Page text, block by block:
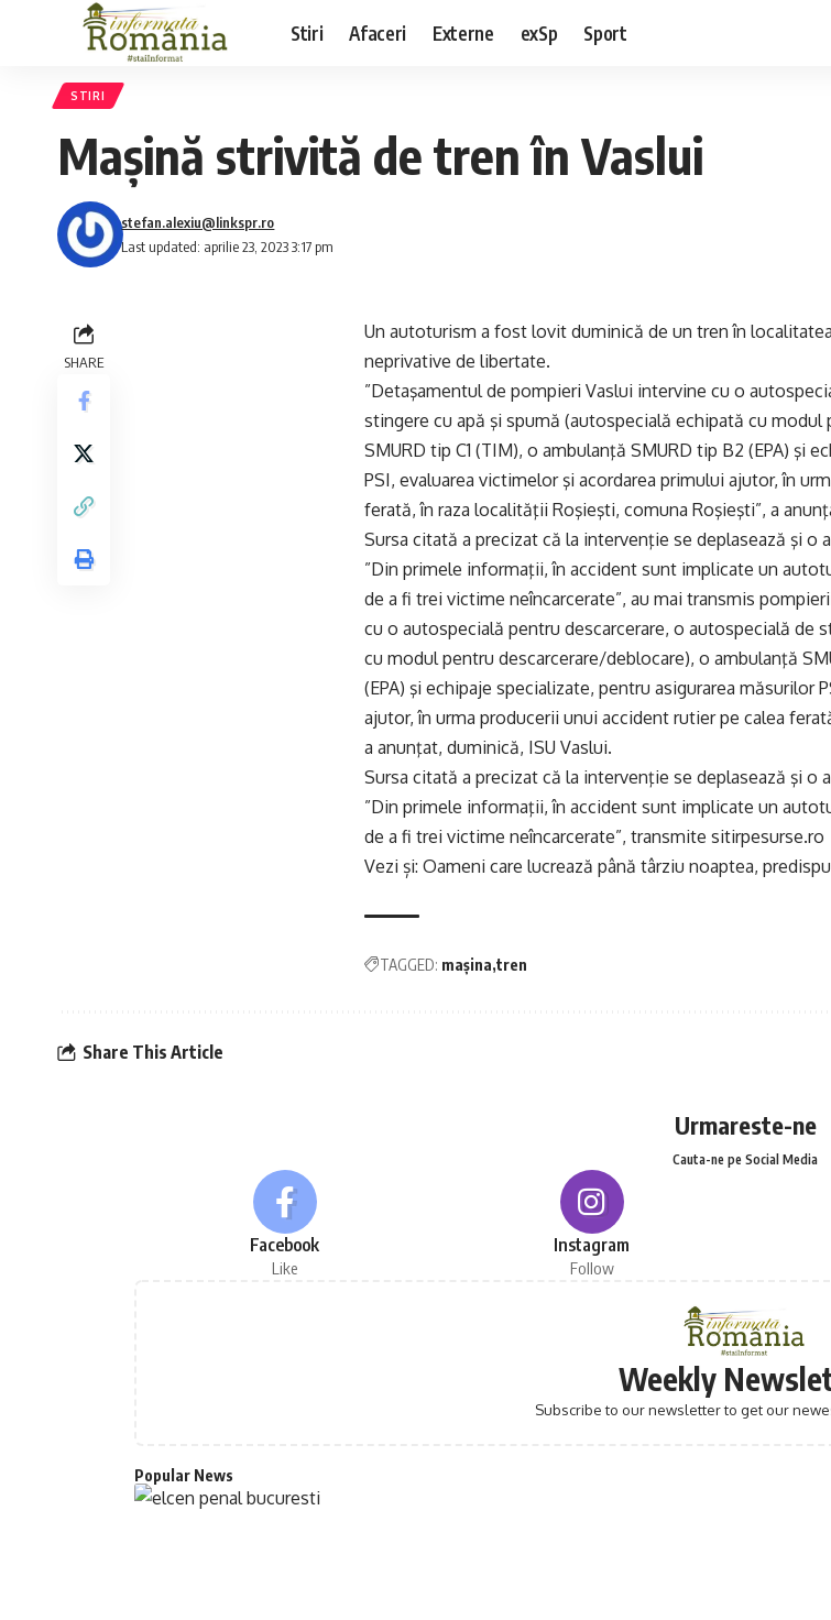
Stiri Afaceri Externe exSp Sport
STIRI
Mașină strivită de tren în Vaslui
Last updated: aprilie 23, 2023 3:17 pm
stefan.alexiu@linkspr.ro
SHARE
Un autoturism a fost lovit duminică de un tren în
neprivative de libertate.
”Detaşamentul de pompieri Vaslui intervine cu o
stingere cu apă şi spumă (autospecială echipată cu
SMURD tip C1 (TIM), o ambulanţă SMURD tip B2 (EPA) şi
PSI, evaluarea victimelor şi acordarea primului ajutor, în
ferată, în raza localităţii Roşieşti, comuna Roşieşti”, a
Sursa citată a precizat că la intervenţie se deplasează şi o
”Din primele informaţii, în accident sunt implicate un
de a fi trei victime neîncarcerate”, au mai transmis
cu o autospecială pentru descarcerare, o autospecială de
cu modul pentru descarcerare/deblocare), o ambulanţă
(EPA) şi echipaje specializate, pentru asigurarea măsurilor
ajutor, în urma producerii unui accident rutier pe calea
a anunţat, duminică, ISU Vaslui.
Sursa citată a precizat că la intervenţie se deplasează şi o
”Din primele informaţii, în accident sunt implicate un
de a fi trei victime neîncarcerate”, transmite sitirpesurse.ro
Vezi și: Oameni care lucrează până târziu noaptea,
TAGGED: mașina tren
Share This Article
Urmareste-ne
Cauta-ne pe Social Media
Facebook
Like
Instagram
Follow
Weekly
Subscribe to our newsletter to get our
Popular News